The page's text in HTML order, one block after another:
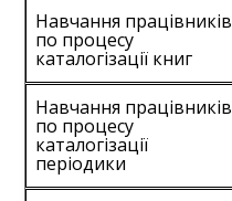
Навчання працівників
по процесу
каталогізації книг
Навчання працівників
по процесу
каталогізації
періодики